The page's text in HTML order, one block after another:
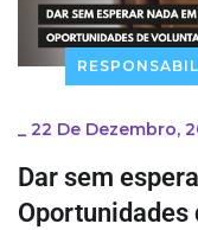
_ 22 De Dezembro,
Dar sem
Oportunidades